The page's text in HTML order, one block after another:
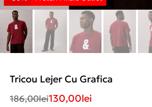
Tricou Lejer Cu Grafica
186,00lei130,00lei